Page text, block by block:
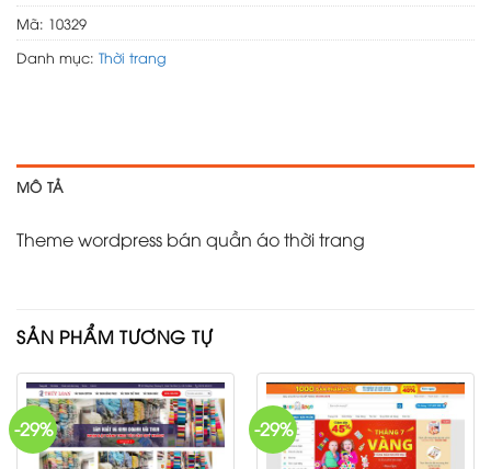
Mã: 10329
Danh mục: Thời trang
MÔ TẢ
Theme wordpress bán quần áo thời trang
SẢN PHẨM TƯƠNG TỰ
-29% -29%